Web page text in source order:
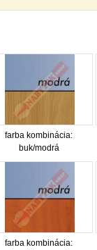
farba kombinácia:
buk/modrá
farba kombinácia: